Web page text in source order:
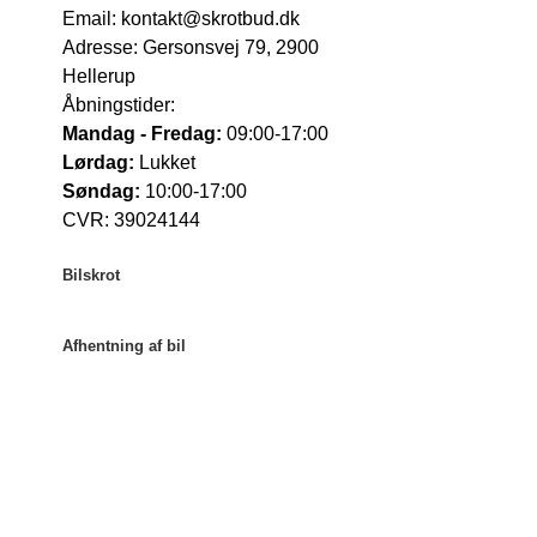
Email: kontakt@skrotbud.dk
Adresse:Gersonsvej 79, 2900
Hellerup
Åbningstider:
Mandag - Fredag: 09:00-17:00
Lørdag: Lukket
Søndag: 10:00-17:00
CVR: 39024144
Bilskrot
Bilskrot Aarhus
Afhentning af bil